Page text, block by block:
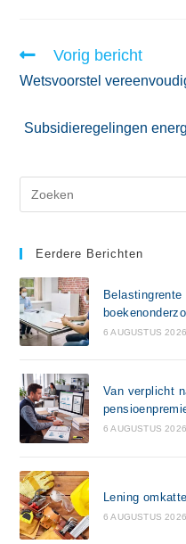
Vorig bericht
Wetsvoorstel
Subsidieregelingen
Eerdere Berichten
Belastingrente
6 AUGUSTUS 2026
Van verplicht
6 AUGUSTUS 2026
Lening
6 AUGUSTUS 2026